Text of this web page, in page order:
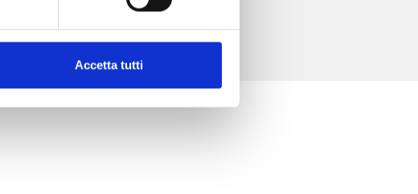
Accetta tutti